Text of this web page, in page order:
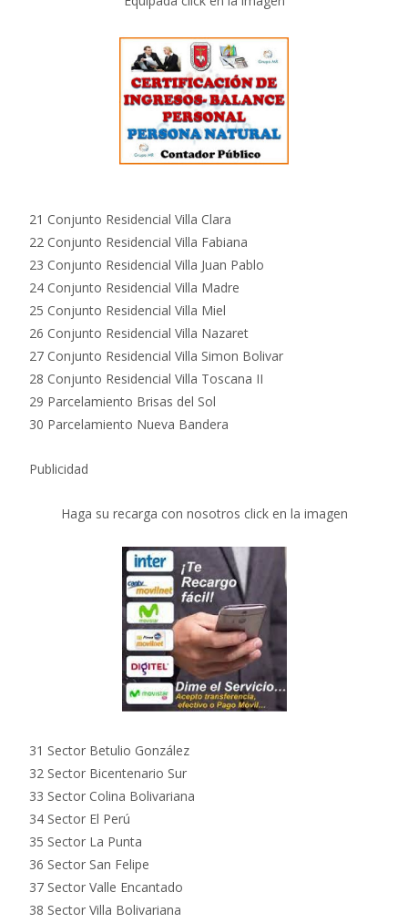
21 Conjunto Residencial Villa Clara
22 Conjunto Residencial Villa Fabiana
23 Conjunto Residencial Villa Juan Pablo
24 Conjunto Residencial Villa Madre
25 Conjunto Residencial Villa Miel
26 Conjunto Residencial Villa Nazaret
27 Conjunto Residencial Villa Simon Bolivar
28 Conjunto Residencial Villa Toscana II
29 Parcelamiento Brisas del Sol
30 Parcelamiento Nueva Bandera
Publicidad
Haga su recarga con nosotros click en la imagen
31 Sector Betulio González
32 Sector Bicentenario Sur
33 Sector Colina Bolivariana
34 Sector El Perú
35 Sector La Punta
36 Sector San Felipe
37 Sector Valle Encantado
38 Sector Villa Bolivariana